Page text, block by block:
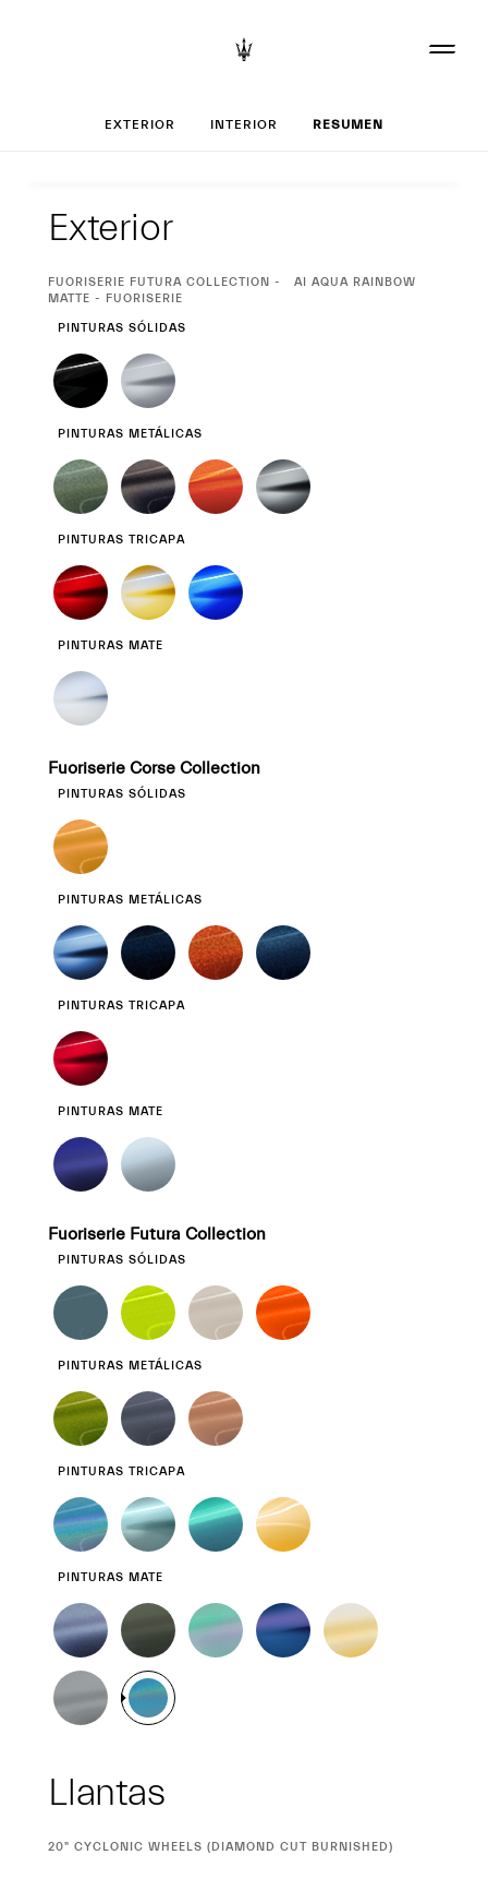
Configurar tu
EXTERIOR INTERIOR RESUMEN
Exterior
CURRENT
SELECTION
FUORISERIE FUTURA COLLECTION
AI AQUA RAINBOW
MATTE - FUORISERIE
PINTURAS SÓLIDAS
PINTURAS METÁLICAS
PINTURAS TRICAPA
PINTURAS MATE
Fuoriserie Corse Collection
PINTURAS SÓLIDAS
PINTURAS METÁLICAS
PINTURAS TRICAPA
PINTURAS MATE
Fuoriserie Futura Collection
PINTURAS SÓLIDAS
PINTURAS METÁLICAS
PINTURAS TRICAPA
PINTURAS MATE
Llantas
CURRENT
20" CYCLONIC WHEELS (DIAMOND CUT BURNISHED)